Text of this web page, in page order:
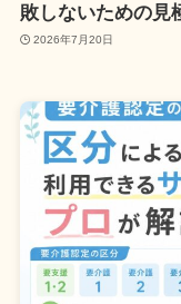
敗しないための見
2026年7月20日